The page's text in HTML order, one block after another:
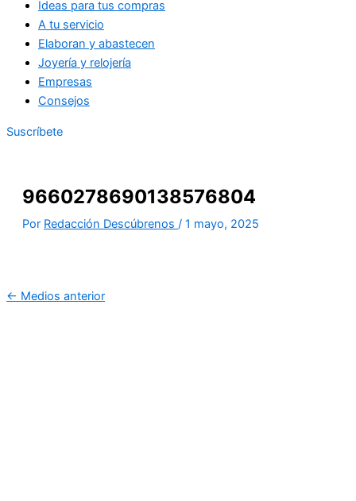
Ideas para tus compras
A tu servicio
Elaboran y abastecen
Joyería y relojería
Empresas
Consejos
Suscríbete
9660278690138576804
Por Redacción Descúbrenos / 1 mayo, 2025
← Medios anterior